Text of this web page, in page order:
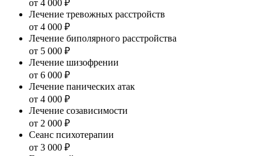
от 4 000 ₽
Лечение тревожных расстройств
от 4 000 ₽
Лечение биполярного расстройства
от 5 000 ₽
Лечение шизофрении
от 6 000 ₽
Лечение панических атак
от 4 000 ₽
Лечение созависимости
от 2 000 ₽
Сеанс психотерапии
от 3 000 ₽